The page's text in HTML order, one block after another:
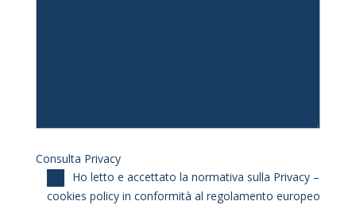
Consulta Privacy
Ho letto e accettato la normativa sulla Privacy –
cookies policy in conformità al regolamento europeo